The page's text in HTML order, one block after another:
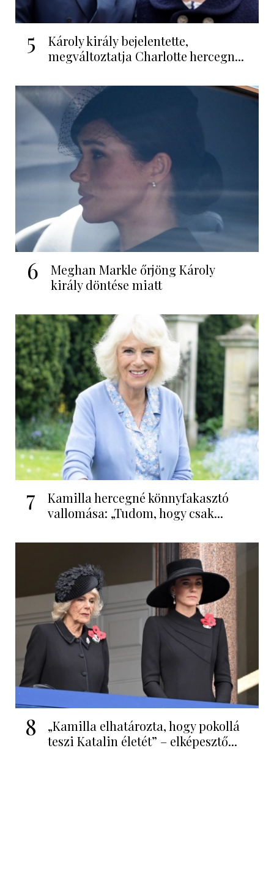
5
Károly király bejelentette,
megváltoztatja Charlotte hercegn...
6
Meghan Markle őrjöng Károly
király döntése miatt
7
Kamilla hercegné könnyfakasztó
vallomása: „Tudom, hogy csak...
8
„Kamilla elhatározta, hogy pokollá
teszi Katalin életét” – elképesztő...